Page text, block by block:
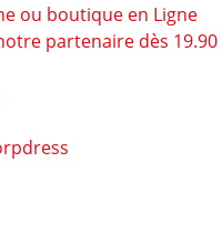
ou boutique en Ligne
partenaire dès 19.90